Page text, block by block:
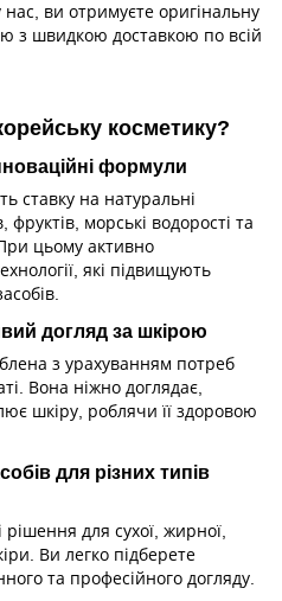
ви отримуєте оригінальну
з швидкою доставкою по всій
косметику?
формули
ставку на натуральні
морські водорості та
цьому активно
які підвищують
догляд за шкірою
з урахуванням потреб
Вона ніжно доглядає,
шкіру, роблячи її здоровою
для різних типів
для сухої, жирної,
Ви легко підберете
та професійного догляду.